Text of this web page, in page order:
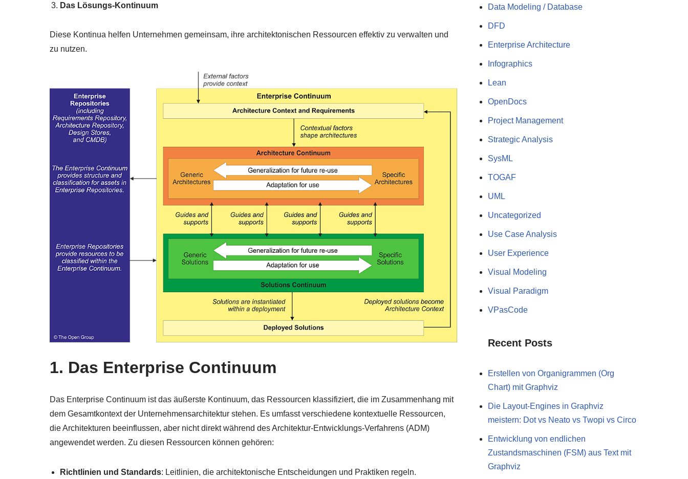
Das Lösungs-Kontinuum
Diese Kontinua helfen Unternehmen gemeinsam, ihre architektonischen Ressourcen effektiv zu verwalten und
zu nutzen.
1. Das Enterprise Continuum
Das Enterprise Continuum ist das äußerste Kontinuum, das Ressourcen klassifiziert, die im Zusammenhang mit
dem Gesamtkontext der Unternehmensarchitektur stehen. Es umfasst verschiedene kontextuelle Ressourcen,
die Architekturen beeinflussen, aber nicht direkt während des Architektur-Entwicklungs-Verfahrens (ADM)
angewendet werden. Zu diesen Ressourcen können gehören:
Richtlinien und Standards: Leitlinien, die architektonische Entscheidungen und Praktiken regeln.
Data Modeling / Database
DFD
Enterprise Architecture
Infographics
Lean
OpenDocs
Project Management
Strategic Analysis
SysML
TOGAF
UML
Uncategorized
Use Case Analysis
User Experience
Visual Modeling
Visual Paradigm
VPasCode
Recent Posts
Erstellen von Organigrammen (Org
Chart) mit Graphviz
Die Layout-Engines in Graphviz
meistern: Dot vs Neato vs Twopi vs Circo
Entwicklung von endlichen
Zustandsmaschinen (FSM) aus Text mit
Graphviz